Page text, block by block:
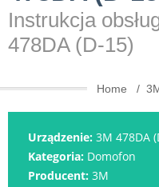
Instrukcja
478DA (D-15)
Home
Urządzenie: 3M 478DA
Kategoria: Domofon
Producent: 3M